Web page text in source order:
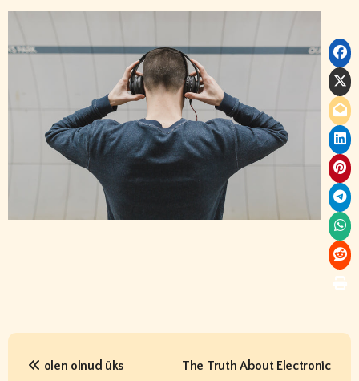
P
olen olnud üks
The Truth About Electronic